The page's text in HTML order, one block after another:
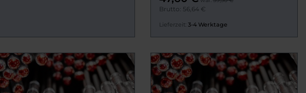
Brutto: 56,64 €
Lieferzeit: 3-4 Werktage